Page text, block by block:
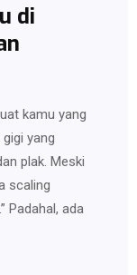
di
kamu yang
yang
plak. Meski
scaling
Padahal, ada